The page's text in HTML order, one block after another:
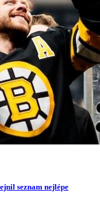
seznam nejlépe